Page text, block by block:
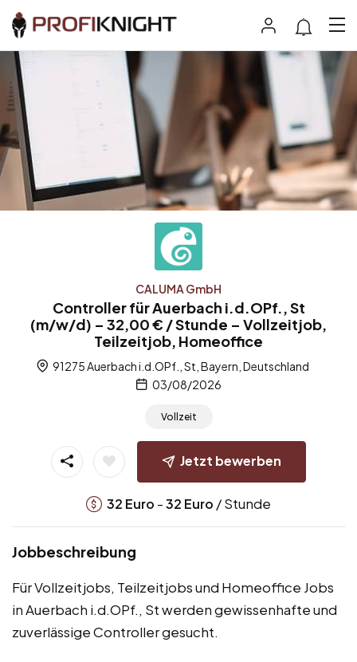
CALUMA GmbH
Controller für Auerbach i.d.OPf., St
(m/w/d) – 32,00 € / Stunde – Vollzeitjob,
Teilzeitjob, Homeoffice
91275 Auerbach i.d.OPf., St, Bayern, Deutschland
03/08/2026
Vollzeit
Jetzt bewerben
32 Euro -32 Euro / Stunde
Jobbeschreibung
Für Vollzeitjobs, Teilzeitjobs und Homeoffice Jobs
in Auerbach i.d.OPf., St werden gewissenhafte und
zuverlässige Controller gesucht.